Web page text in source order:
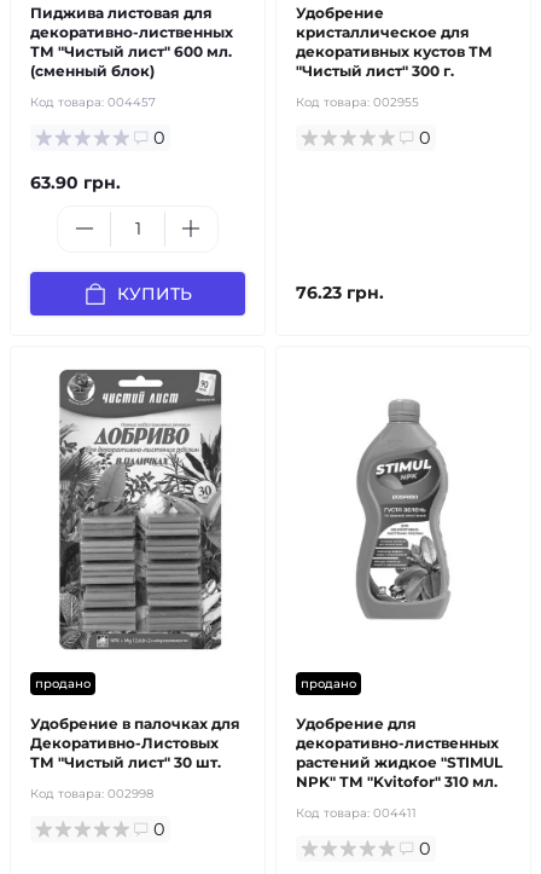
Пиджива листовая для
декоративно-лиственных
ТМ "Чистый лист" 600 мл.
(сменный блок)
Код товара: 004457
0
63.90 грн.
КУПИТЬ
Удобрение
кристаллическое для
декоративных кустов ТМ
"Чистый лист" 300 г.
Код товара: 002955
0
76.23 грн.
продано
Удобрение в палочках для
Декоративно-Листовых
ТМ "Чистый лист" 30 шт.
Код товара: 002998
0
продано
Удобрение для
декоративно-лиственных
растений жидкое "STIMUL
NPK" ТМ "Kvitofor" 310 мл.
Код товара: 004411
0